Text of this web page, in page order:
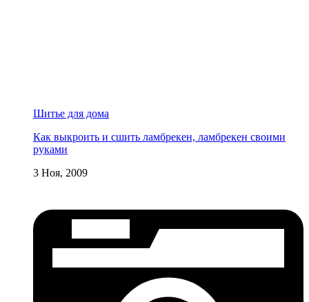
Шитье для дома
Как выкроить и сшить ламбрекен, ламбрекен своими
руками
3 Ноя, 2009